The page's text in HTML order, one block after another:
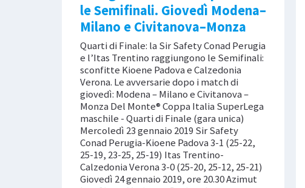
le Semifinali. Giovedì Modena–
Milano e Civitanova–Monza
Quarti di Finale: la Sir Safety Conad Perugia
e l’Itas Trentino raggiungono le Semifinali:
sconfitte Kioene Padova e Calzedonia
Verona. Le avversarie dopo i match di
giovedì: Modena – Milano e Civitanova –
Monza Del Monte® Coppa Italia SuperLega
maschile - Quarti di Finale (gara unica)
Mercoledì 23 gennaio 2019 Sir Safety
Conad Perugia-Kioene Padova 3-1 (25-22,
25-19, 23-25, 25-19) Itas Trentino-
Calzedonia Verona 3-0 (25-20, 25-12, 25-21)
Giovedì 24 gennaio 2019, ore 20.30 Azimut